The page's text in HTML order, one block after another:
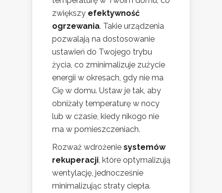
zwiększy efektywność
ogrzewania. Takie urządzenia
pozwalają na dostosowanie
ustawień do Twojego trybu
życia, co zminimalizuje zużycie
energii w okresach, gdy nie ma
Cię w domu. Ustaw je tak, aby
obniżały temperaturę w nocy
lub w czasie, kiedy nikogo nie
ma w pomieszczeniach.
Rozważ wdrożenie systemów
rekuperacji , które optymalizują
wentylację, jednocześnie
minimalizując straty ciepła.